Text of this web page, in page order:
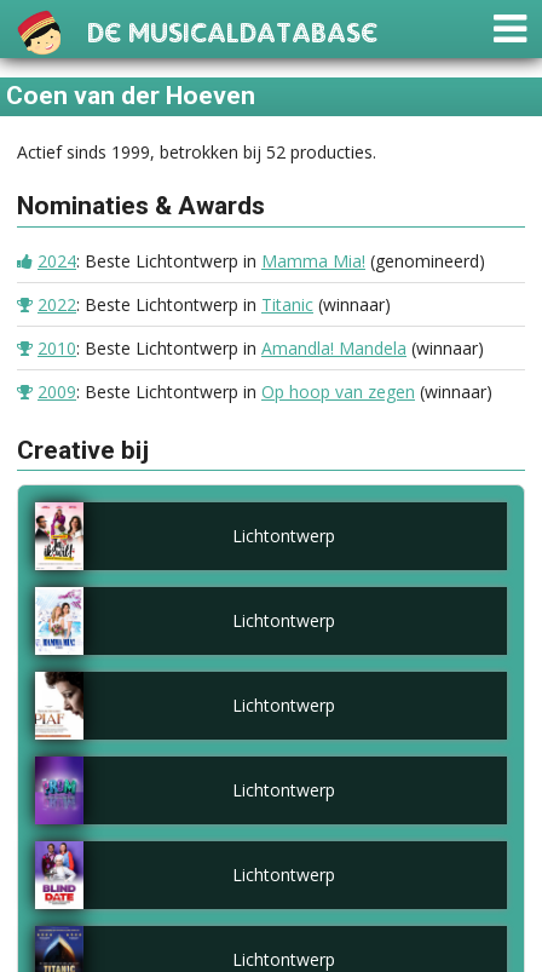
De Musicaldatabase
Coen van der Hoeven
Actief sinds 1999, betrokken bij 52 producties.
Nominaties & Awards
2024: Beste Lichtontwerp in Mamma Mia! (genomineerd)
2022: Beste Lichtontwerp in Titanic (winnaar)
2010: Beste Lichtontwerp in Amandla! Mandela (winnaar)
2009: Beste Lichtontwerp in Op hoop van zegen (winnaar)
Creative bij
Lichtontwerp
Lichtontwerp
Lichtontwerp
Lichtontwerp
Lichtontwerp
Lichtontwerp